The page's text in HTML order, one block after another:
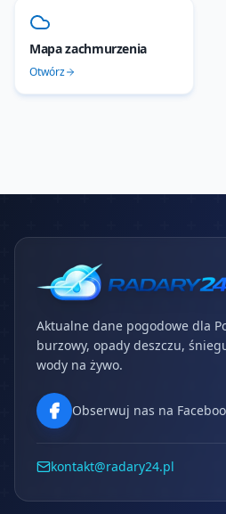
Mapa zachmurzenia
Otwórz
Aktualne dane pogodowe dla
burzowy, opady deszczu,
wody na żywo.
Obserwuj nas na
kontakt@radary24.pl